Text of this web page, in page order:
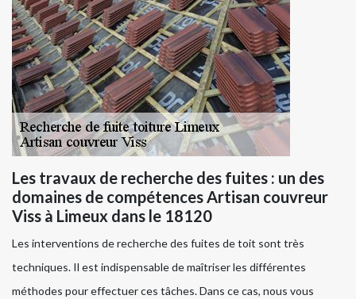
Les travaux de recherche des fuites : un des
domaines de compétences Artisan couvreur
Viss à Limeux dans le 18120
Les interventions de recherche des fuites de toit sont très
techniques. Il est indispensable de maîtriser les différentes
méthodes pour effectuer ces tâches. Dans ce cas, nous vous